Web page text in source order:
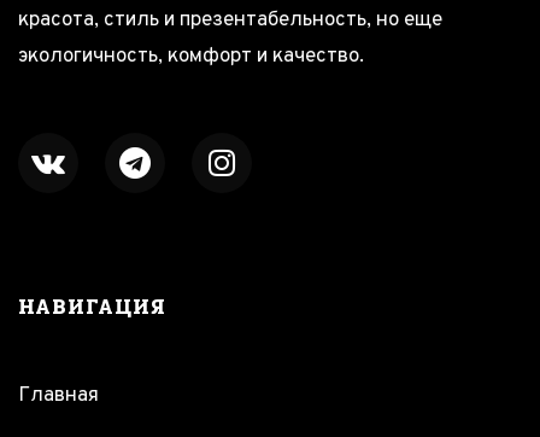
красота, стиль и презентабельность, но еще
экологичность, комфорт и качество.
НАВИГАЦИЯ
Главная